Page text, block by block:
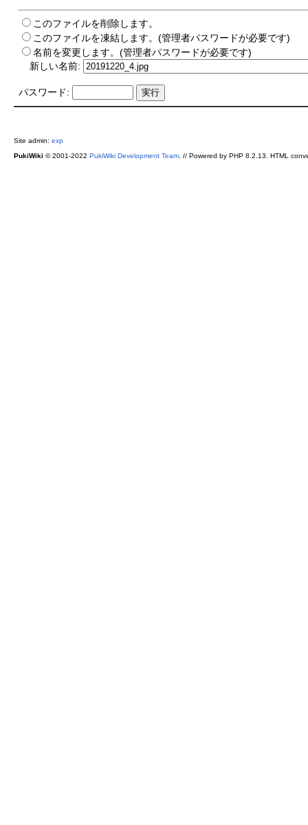
このファイルを削除します。
このファイルを凍結します。(管理者パスワードが必要です)
名前を変更します。(管理者パスワードが必要です)
新しい名前:
パスワード:
Site admin: exp
PukiWiki © 2001-2022 PukiWiki Development Team. // Powered by PHP 8.2.13. HTML